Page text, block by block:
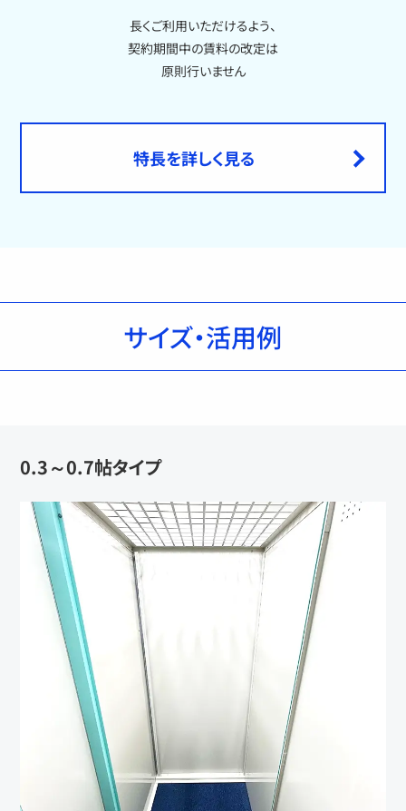
長くご利用いただけるよう、
契約期間中の賃料の改定は
原則行いません
特長を詳しく見る
サイズ・活用例
0.3～0.7帖タイプ